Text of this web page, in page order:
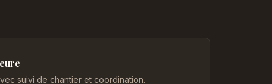
suivi de chantier et coordination.